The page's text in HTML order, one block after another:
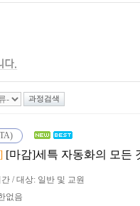
[마감]세특 자동화의 모든
/ 대상: 일반 및 교원
없음